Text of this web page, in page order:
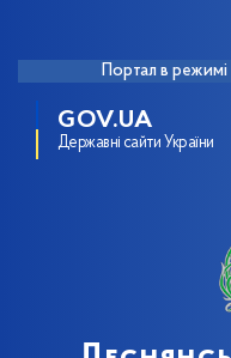
Портал в режимі
GOV.UA
Державні сайти України